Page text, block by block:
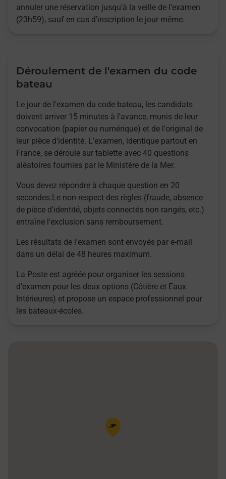
annuler une réservation jusqu'à la veille de l'examen
(23h59), sauf en cas d'inscription le jour même.
Déroulement de l'examen du code
bateau
Le jour de l'examen du code bateau, les candidats
doivent arriver 15 minutes à l'avance, munis de leur
convocation (papier ou numérique) et de l'original de
leur pièce d'identité. L'examen, identique partout en
France, se déroule sur tablette avec 40 questions
aléatoires fournies par le Ministère de la Mer.
Vous devez répondre à chaque question en 20
secondes.Le non-respect des règles (fraude, absence
de pièce d'identité, objets connectés non rangés, etc.)
entraîne l'exclusion sans remboursement.
Les résultats de l'examen sont envoyés par e-mail
dans un délai de 48 heures maximum.
La Poste est agréée pour organiser les sessions
d'examen pour les deux options (Côtière et Eaux
Intérieures) et propose un espace professionnel pour
les bateaux-écoles.
Pin de la carte